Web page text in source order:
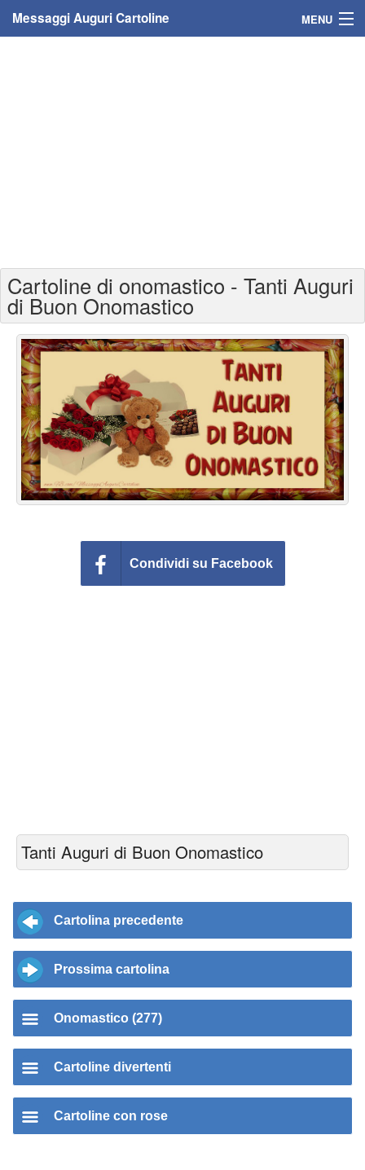
Messaggi Auguri Cartoline MENU
Cartoline auguri anni
Cartoline giorni anno
Cartoline giorni settimana
Cartoline musicali
Cartoline animate
Accedi
Cartoline di onomastico - Tanti Auguri
di Buon Onomastico
Condividi su Facebook
Tanti Auguri di Buon Onomastico
Cartolina precedente
Prossima cartolina
Onomastico (277)
Cartoline divertenti
Cartoline con rose